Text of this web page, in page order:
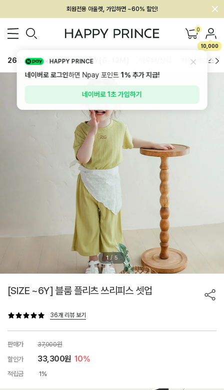
회원전용 아울렛, 가입하면 ~60% 할인!
멤버십 최대 28,000원 혜택 0
10,000
26SS 신상 BEST BABY[6~12M] 하의/레깅스
1 / 5
[SIZE ~6Y] 블룸 플리츠 쓰리피스 셋업
36개 리뷰 보기
판매가
37,000원
할인가
33,300원 10%
적립금 1%
HAPPY PRINCE
네이버로 로그인하면 Npay 포인트1%추가 지급!
네이버로 1초 가입하기